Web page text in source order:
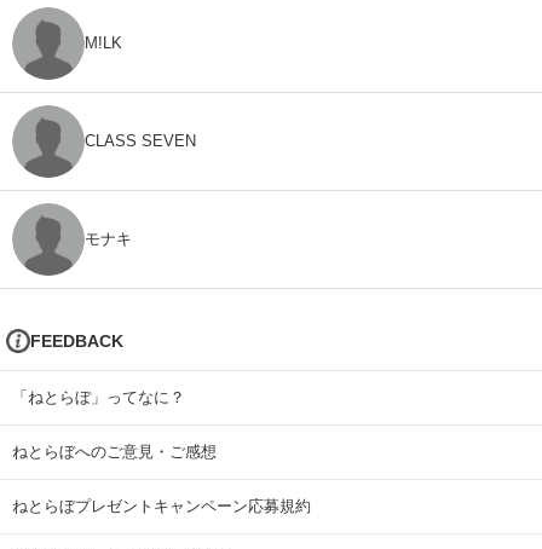
M!LK
CLASS SEVEN
モナキ
FEEDBACK
「ねとらぼ」ってなに？
ねとらぼへのご意見・ご感想
ねとらぼプレゼントキャンペーン応募規約